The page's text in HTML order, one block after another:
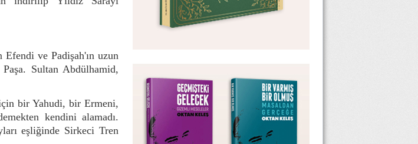
ve Padişah'ın uzun
Sultan Abdülhamid,
bir Yahudi, bir Ermeni,
kendini alamadı.
eşliğinde Sirkeci Tren